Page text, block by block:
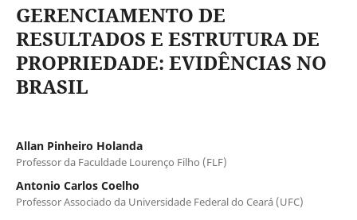
GERENCIAMENTO DE
RESULTADOS E ESTRUTURA DE
PROPRIEDADE: EVIDÊNCIAS NO
BRASIL
Allan Pinheiro Holanda
Professor da Faculdade Lourenço Filho (FLF)
Antonio Carlos Coelho
Professor Associado da Universidade Federal do Ceará (UFC)